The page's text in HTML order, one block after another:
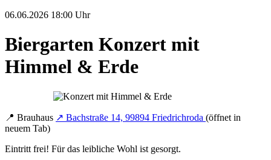
06.06.2026 18:00 Uhr
Biergarten Konzert mit
Himmel & Erde
📍 Brauhaus ↗ Bachstraße 14, 99894 Friedrichroda (öffnet in
neuem Tab)
Eintritt frei! Für das leibliche Wohl ist gesorgt.